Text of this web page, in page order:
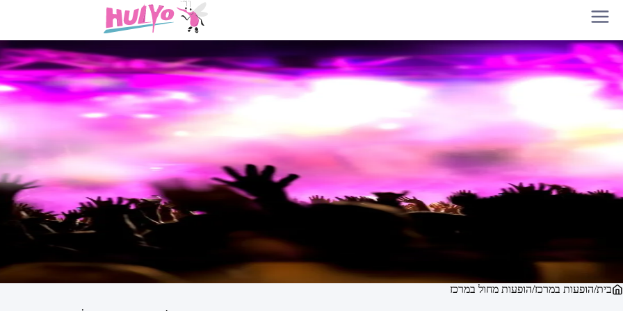
בית/הופעות במרכז/הופעות מחול במרכז